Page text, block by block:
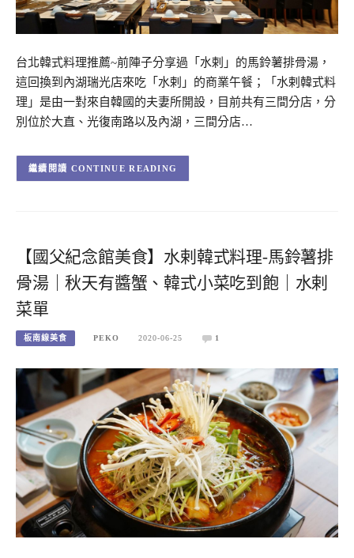
台北韓式料理推薦~前陣子分享過「水剌」的馬鈴薯排骨湯，
這回換到內湖瑞光店來吃「水剌」的商業午餐；「水剌韓式料
理」是由一對來自韓國的夫妻所開設，目前共有三間分店，分
別位於大直、光復南路以及內湖，三間分店…
CONTINUE READING
【國父紀念館美食】水剌韓式料理-馬鈴薯排
骨湯｜秋天有醬蟹、韓式小菜吃到飽｜水剌
菜單
板南線美食 PEKO 2020-06-25 1